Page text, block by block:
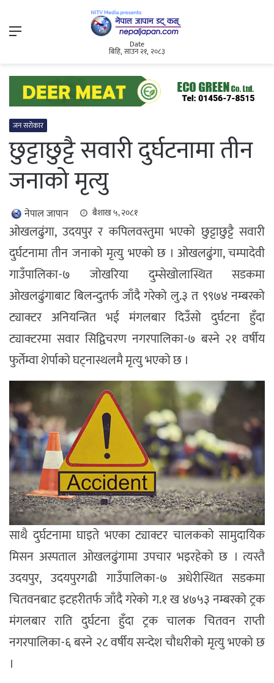
Menu
Date
बिहि, साउन २१, २०८३
जन सरोकार
छुट्टाछुट्टै सवारी दुर्घटनामा तीन
जनाको मृत्यु
नेपाल जापान बैशाख ५, २०८१
ओखलढुंगा, उदयपुर र कपिलवस्तुमा भएको छुट्टाछुट्टै सवारी
दुर्घटनामा तीन जनाको मृत्यु भएको छ । ओखलढुंगा, चम्पादेवी
गाउँपालिका-७ जोखरिया दुम्सेखोलास्थित सडकमा
ओखलढुंगाबाट बिलन्दुतर्फ जाँदै गरेको लु.३ त ९९७४ नम्बरको
ट्याक्टर अनियन्त्रित भई मंगलबार दिउँसो दुर्घटना हुँदा
ट्याक्टरमा सवार सिद्विचरण नगरपालिका-७ बस्ने २१ वर्षीय
फुर्तेम्वा शेर्पाको घट्नास्थलमै मृत्यु भएको छ ।
साथै दुर्घटनामा घाइते भएका ट्याक्टर चालकको सामुदायिक
मिसन अस्पताल ओखलढुंगामा उपचार भइरहेको छ । त्यस्तै
उदयपुर, उदयपुरगढी गाउँपालिका-७ अधेरीस्थित सडकमा
चितवनबाट इटहरीतर्फ जाँदै गरेको ग.१ ख ४७५३ नम्बरको ट्रक
मंगलबार राति दुर्घटना हुँदा ट्रक चालक चितवन राप्ती
नगरपालिका-६ बस्ने २८ वर्षीय सन्देश चौधरीको मृत्यु भएको छ
।